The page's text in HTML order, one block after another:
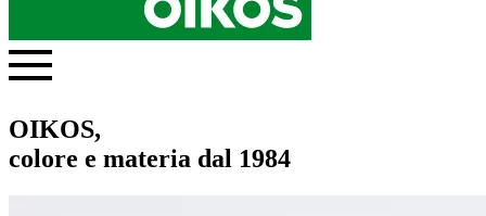
OIKOS,
colore e materia dal 1984